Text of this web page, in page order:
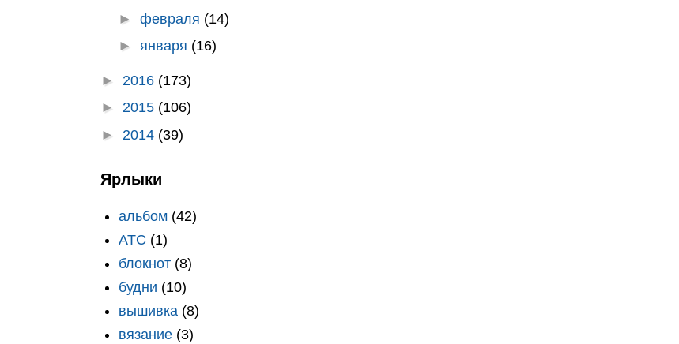
► февраля (14)
► января (16)
► 2016 (173)
► 2015 (106)
► 2014 (39)
Ярлыки
альбом (42)
АТС (1)
блокнот (8)
будни (10)
вышивка (8)
вязание (3)